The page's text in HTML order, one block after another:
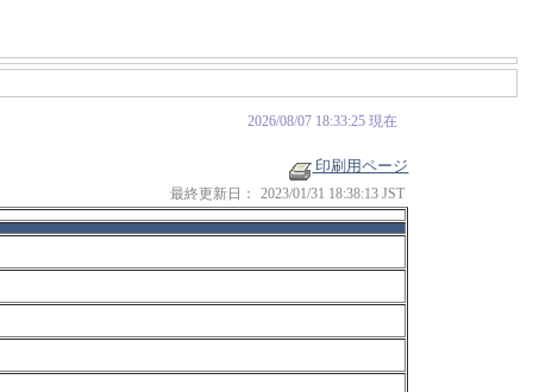
2026/08/07 18:33:25 現在
印刷用ページ
最終更新日： 2023/01/31 18:38:13 JST